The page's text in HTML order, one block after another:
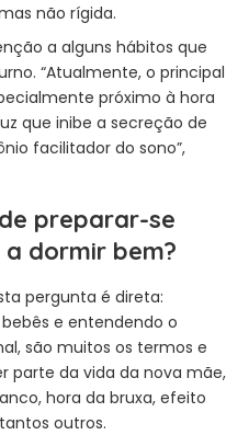
não rígida.
a alguns hábitos que
“Atualmente, o principal
próximo à hora
que inibe a secreção de
facilitador do sono”,
preparar-se
dormir bem?
pergunta é direta:
e entendendo o
são muitos os termos e
parte da vida da nova mãe,
hora da bruxa, efeito
outros.